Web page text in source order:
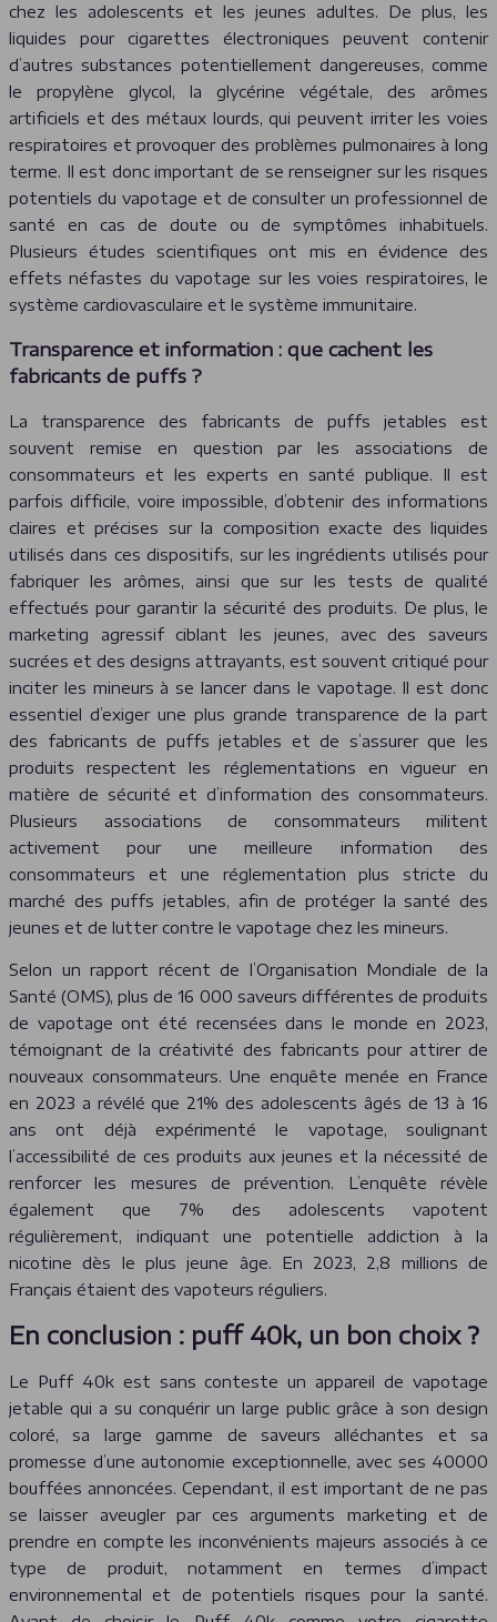
chez les adolescents et les jeunes adultes. De plus, les
liquides pour cigarettes électroniques peuvent contenir
d’autres substances potentiellement dangereuses, comme
le propylène glycol, la glycérine végétale, des arômes
artificiels et des métaux lourds, qui peuvent irriter les voies
respiratoires et provoquer des problèmes pulmonaires à long
terme. Il est donc important de se renseigner sur les risques
potentiels du vapotage et de consulter un professionnel de
santé en cas de doute ou de symptômes inhabituels.
Plusieurs études scientifiques ont mis en évidence des
effets néfastes du vapotage sur les voies respiratoires, le
système cardiovasculaire et le système immunitaire.
Transparence et information : que cachent les
fabricants de puffs ?
La transparence des fabricants de puffs jetables est
souvent remise en question par les associations de
consommateurs et les experts en santé publique. Il est
parfois difficile, voire impossible, d’obtenir des informations
claires et précises sur la composition exacte des liquides
utilisés dans ces dispositifs, sur les ingrédients utilisés pour
fabriquer les arômes, ainsi que sur les tests de qualité
effectués pour garantir la sécurité des produits. De plus, le
marketing agressif ciblant les jeunes, avec des saveurs
sucrées et des designs attrayants, est souvent critiqué pour
inciter les mineurs à se lancer dans le vapotage. Il est donc
essentiel d’exiger une plus grande transparence de la part
des fabricants de puffs jetables et de s’assurer que les
produits respectent les réglementations en vigueur en
matière de sécurité et d’information des consommateurs.
Plusieurs associations de consommateurs militent
activement pour une meilleure information des
consommateurs et une réglementation plus stricte du
marché des puffs jetables, afin de protéger la santé des
jeunes et de lutter contre le vapotage chez les mineurs.
Selon un rapport récent de l’Organisation Mondiale de la
Santé (OMS), plus de 16 000 saveurs différentes de produits
de vapotage ont été recensées dans le monde en 2023,
témoignant de la créativité des fabricants pour attirer de
nouveaux consommateurs. Une enquête menée en France
en 2023 a révélé que 21% des adolescents âgés de 13 à 16
ans ont déjà expérimenté le vapotage, soulignant
l’accessibilité de ces produits aux jeunes et la nécessité de
renforcer les mesures de prévention. L’enquête révèle
également que 7% des adolescents vapotent
régulièrement, indiquant une potentielle addiction à la
nicotine dès le plus jeune âge. En 2023, 2,8 millions de
Français étaient des vapoteurs réguliers.
En conclusion : puff 40k, un bon choix ?
Le Puff 40k est sans conteste un appareil de vapotage
jetable qui a su conquérir un large public grâce à son design
coloré, sa large gamme de saveurs alléchantes et sa
promesse d’une autonomie exceptionnelle, avec ses 40000
bouffées annoncées. Cependant, il est important de ne pas
se laisser aveugler par ces arguments marketing et de
prendre en compte les inconvénients majeurs associés à ce
type de produit, notamment en termes d’impact
environnemental et de potentiels risques pour la santé.